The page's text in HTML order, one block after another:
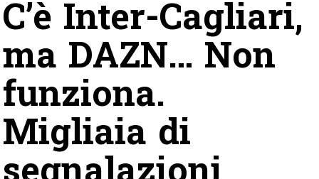
C’è Inter-Cagliari,
ma DAZN… Non
funziona.
Migliaia di
segnalazioni